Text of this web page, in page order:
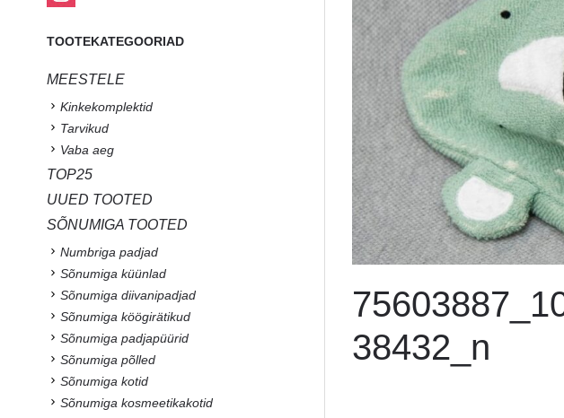
38432_n
TOOTEKATEGOORIAD
MEESTELE
Kinkekomplektid
Tarvikud
Vaba aeg
TOP25
UUED TOOTED
SÕNUMIGA TOOTED
Numbriga padjad
Sõnumiga küünlad
Sõnumiga diivanipadjad
Sõnumiga köögirätikud
Sõnumiga padjapüürid
Sõnumiga põlled
Sõnumiga kotid
Sõnumiga kosmeetikakotid